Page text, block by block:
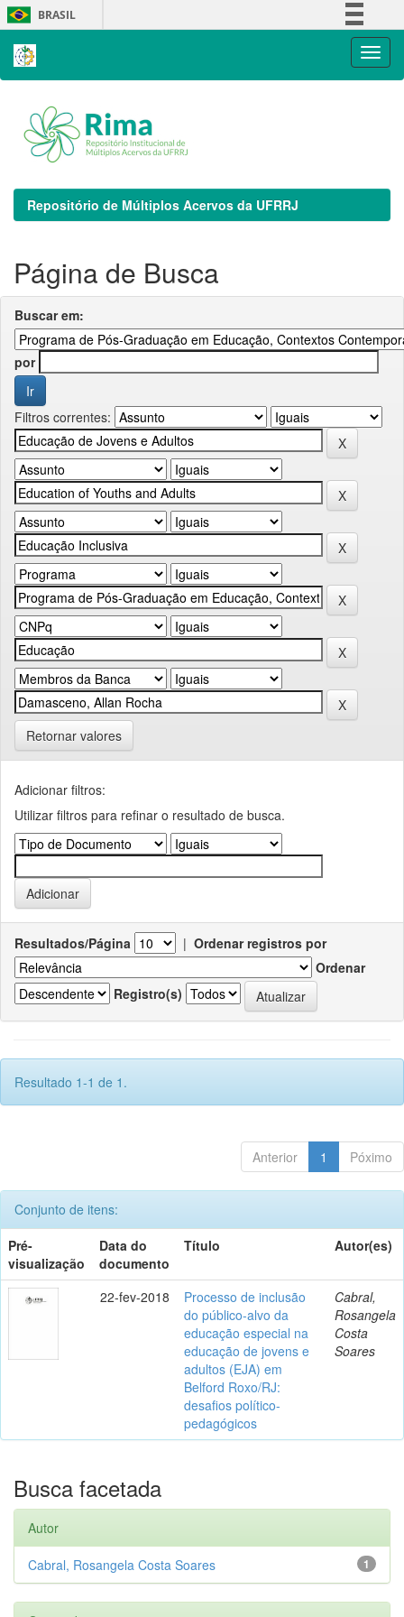
Skip
navigation
BRASIL
Repositório de Múltiplos Acervos da UFRRJ
Página de Busca
Buscar em:
por
Filtros correntes:
Retornar valores
Adicionar filtros:
Utilizar filtros para refinar o resultado de busca.
Resultados/Página | Ordenar registros por
Ordenar
Registro(s)
Resultado 1-1 de 1.
Anterior 1 Póximo
Conjunto de itens:
Pré-
visualização
Data do
documento
Título Autor(es)
22-fev-2018
Processo de inclusão
do público-alvo da
educação especial na
educação de jovens e
adultos (EJA) em
Belford Roxo/RJ:
desafios político-
pedagógicos
Cabral,
Rosangela
Costa
Soares
Busca facetada
Autor
1
Cabral, Rosangela Costa Soares